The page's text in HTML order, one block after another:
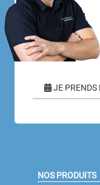
JE PRENDS
NOS PRODUITS